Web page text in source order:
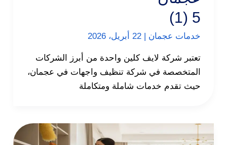
5 (1)
خدمات عجمان | 22 أبريل، 2026
تعتبر شركة لايف كلين واحدة من أبرز الشركات
المتخصصة في شركة تنظيف واجهات في عجمان،
حيث تقدم خدمات شاملة ومتكاملة